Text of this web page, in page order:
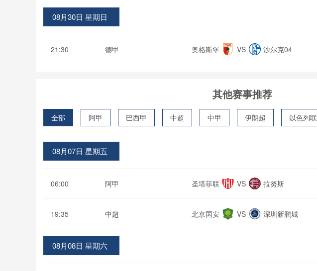
08月30日 星期日
21:30 德甲 奥格斯堡 VS 沙尔克04
其他赛事推荐
全部 阿甲 巴西甲 中超 中甲 伊朗超 以色列联
波黑联
08月07日 星期五
06:00 阿甲 圣塔菲联 VS 拉努斯
19:35 中超 北京国安 VS 深圳新鹏城
08月08日 星期六